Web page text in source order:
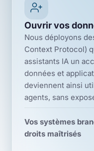
Ouvrir vos
Nous déployons
Context Protocol)
assistants IA un
données et
deviennent ainsi
agents, sans
Vos systèmes
droits maîtrisés